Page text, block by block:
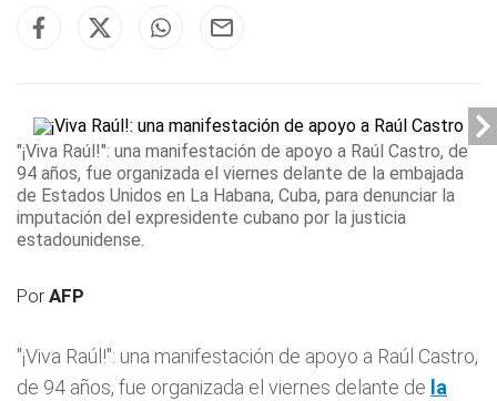
"¡Viva Raúl!": una manifestación de apoyo a Raúl Castro, de
94 años, fue organizada el viernes delante de la embajada
de Estados Unidos en La Habana, Cuba, para denunciar la
imputación del expresidente cubano por la justicia
estadounidense.
PorAFP
"¡Viva Raúl!": una manifestación de apoyo a Raúl Castro,
de 94 años, fue organizada el viernes delante de la